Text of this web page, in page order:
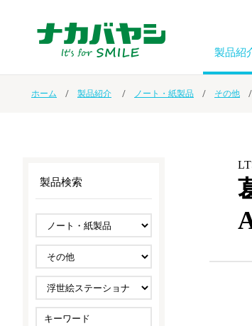
製品紹
スマートフォン・
タブレット関連
セキュリティ用品
オーダー手帳・ノベルティ制作
ドキュメントスキャニングサービス
導入事例
IR情報
サステナビリティ
ホーム 製品紹介 ノート・紙製品 その他
製品検索